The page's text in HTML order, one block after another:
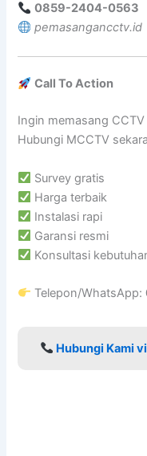
0859-2404-0563
pemasangancctv.id
Call To Action
Ingin memasang
Hubungi MCCTV
Survey gratis
Harga terbaik
Instalasi rapi
Garansi resmi
Konsultasi
Telepon/WhatsApp:
Hubungi Kami